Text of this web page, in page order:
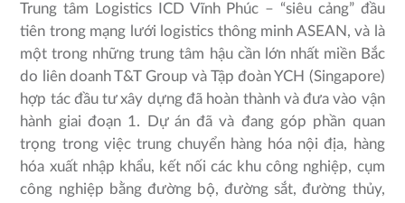
Trung tâm Logistics ICD Vĩnh Phúc – “siêu cảng” đầu
tiên trong mạng lưới logistics thông minh ASEAN, và là
một trong những trung tâm hậu cần lớn nhất miền Bắc
do liên doanh T&T Group và Tập đoàn YCH (Singapore)
hợp tác đầu tư xây dựng đã hoàn thành và đưa vào vận
hành giai đoạn 1. Dự án đã và đang góp phần quan
trọng trong việc trung chuyển hàng hóa nội địa, hàng
hóa xuất nhập khẩu, kết nối các khu công nghiệp, cụm
công nghiệp bằng đường bộ, đường sắt, đường thủy,